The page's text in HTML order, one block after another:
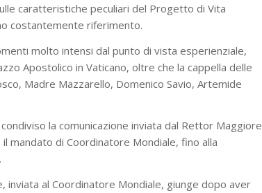
caratteristiche peculiari del Progetto di Vita
costantemente riferimento.
molto intensi dal punto di vista esperienziale,
Apostolico in Vaticano, oltre che la cappella delle
Madre Mazzarello, Domenico Savio, Artemide
la comunicazione inviata dal Rettor Maggiore
mandato di Coordinatore Mondiale, fino alla
inviata al Coordinatore Mondiale, giunge dopo aver